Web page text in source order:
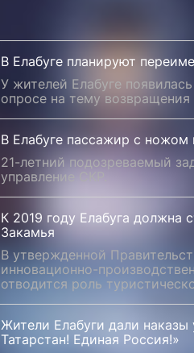
В Елабуге планируют
У жителей Елабуге
опросе на тему
В Елабуге пассажир с ножом
21-летний подозреваемый
управление СКР.
К 2019 году Елабуга должна
Закамья
В утвержденной
инновационно-
отводится роль
Жители Елабуги дали
Татарстан! Единая Россия!»